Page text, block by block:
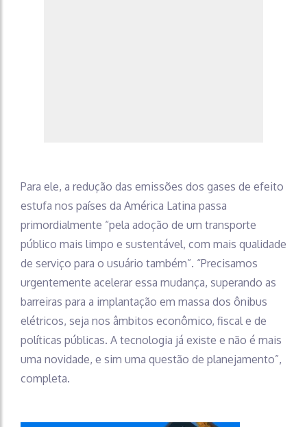
Para ele, a redução das emissões dos gases de efeito
estufa nos países da América Latina passa
primordialmente “pela adoção de um transporte
público mais limpo e sustentável, com mais qualidade
de serviço para o usuário também”. “Precisamos
urgentemente acelerar essa mudança, superando as
barreiras para a implantação em massa dos ônibus
elétricos, seja nos âmbitos econômico, fiscal e de
políticas públicas. A tecnologia já existe e não é mais
uma novidade, e sim uma questão de planejamento”,
completa.